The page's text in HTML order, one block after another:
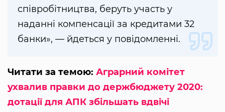
співробітництва, беруть участь у
наданні компенсації за кредитами 32
банки», — йдеться у повідомленні.
Читати за темою: Аграрний комітет
ухвалив правки до держбюджету 2020:
дотації для АПК збільшать вдвічі